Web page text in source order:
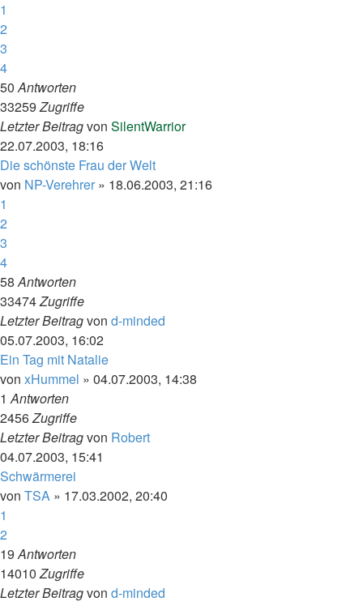
1
2
3
4
50Antworten
33259Zugriffe
Letzter Beitragvon SilentWarrior
22.07.2003, 18:16
Die schönste Frau der Welt
von NP-Verehrer » 18.06.2003, 21:16
1
2
3
4
58Antworten
33474Zugriffe
Letzter Beitragvon d-minded
05.07.2003, 16:02
Ein Tag mit Natalie
von xHummel » 04.07.2003, 14:38
1Antworten
2456Zugriffe
Letzter Beitragvon Robert
04.07.2003, 15:41
Schwärmerei
von TSA » 17.03.2002, 20:40
1
2
19Antworten
14010Zugriffe
Letzter Beitragvon d-minded